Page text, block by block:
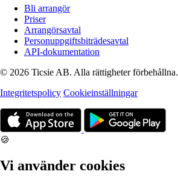
Bli arrangör
Priser
Arrangörsavtal
Personuppgiftsbiträdesavtal
API-dokumentation
© 2026 Ticsie AB. Alla rättigheter förbehållna.
Integritetspolicy Cookieinställningar
🍪
Vi använder cookies